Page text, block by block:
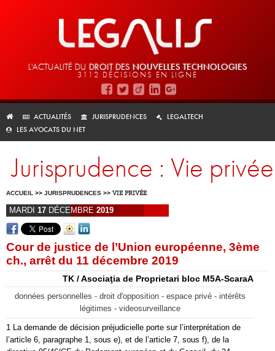
L'ACTUALITÉ DU DROIT DES NOUVELLES TECHNOLOGIES
3112 DÉCISIONS EN LIGNE
ACTUALITÉS JURISPRUDENCES
LEGALTECH
LES AVOCATS DU NET
Jurisprudence : Vie privée
ACCUEIL >> JURISPRUDENCES >> VIE PRIVÉE
MARDI 17 DÉCEMBRE 2019
Cour de justice de l’Union européenne, 3ème
ch., arrêt du 11 décembre 2019
TK / Asociaţia de Proprietari bloc M5A-ScaraA
données personnelles - droit d'opposition - espace privé - intérêts
légitimes - videosurveillance
1 La demande de décision préjudicielle porte sur l’interprétation de
l’article 6, paragraphe 1, sous e), et de l’article 7, sous f), de la